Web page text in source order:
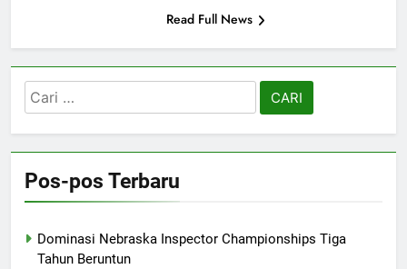
Read Full News
Cari
untuk:
Pos-pos Terbaru
Dominasi Nebraska Inspector Championships Tiga
Tahun Beruntun